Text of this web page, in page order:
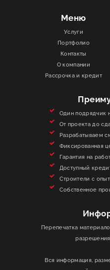
СТОИМОСТЬ
О КОМПАНИИ
КОНТАКТЫ
Меню
Услуги
Портфолио
Контакты
О компании
Рассрочка и кредит
Один подрядчик
От проекта до
Разрабатываем
Фиксированная
Гарантия на
Доступный
Строители с
Собственное
Перепечатка
Вся информация,